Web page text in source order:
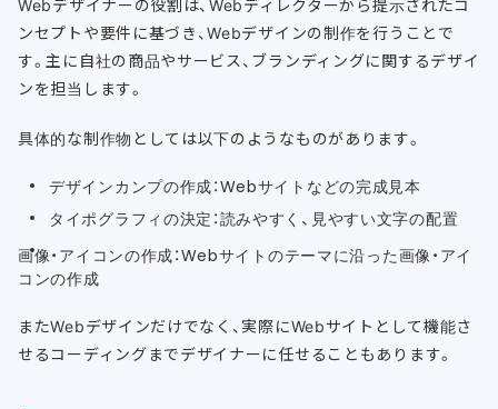
Webデザイナーの役割は、Webディレクターから提示されたコ
ンセプトや要件に基づき、Webデザインの制作を行うことで
す。主に自社の商品やサービス、ブランディングに関するデザイ
ンを担当します。
具体的な制作物としては以下のようなものがあります。
デザインカンプの作成：Webサイトなどの完成見本
タイポグラフィの決定：読みやすく、見やすい文字の配置
画像・アイコンの作成：Webサイトのテーマに沿った画像・アイ
コンの作成
またWebデザインだけでなく、実際にWebサイトとして機能さ
せるコーディングまでデザイナーに任せることもあります。